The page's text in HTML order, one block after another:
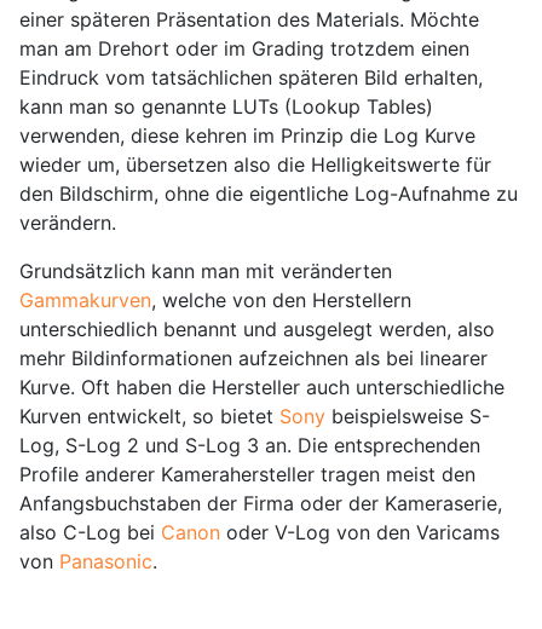
einer späteren Präsentation des Materials. Möchte
man am Drehort oder im Grading trotzdem einen
Eindruck vom tatsächlichen späteren Bild erhalten,
kann man so genannte LUTs (Lookup Tables)
verwenden, diese kehren im Prinzip die Log Kurve
wieder um, übersetzen also die Helligkeitswerte für
den Bildschirm, ohne die eigentliche Log-Aufnahme zu
verändern.
Grundsätzlich kann man mit veränderten
Gammakurven, welche von den Herstellern
unterschiedlich benannt und ausgelegt werden, also
mehr Bildinformationen aufzeichnen als bei linearer
Kurve. Oft haben die Hersteller auch unterschiedliche
Kurven entwickelt, so bietet Sony beispielsweise S-
Log, S-Log 2 und S-Log 3 an. Die entsprechenden
Profile anderer Kamerahersteller tragen meist den
Anfangsbuchstaben der Firma oder der Kameraserie,
also C-Log bei Canon oder V-Log von den Varicams
von Panasonic.